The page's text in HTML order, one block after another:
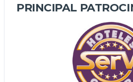
PRINCIPAL